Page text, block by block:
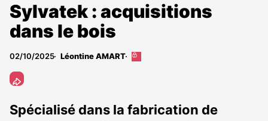
Sylvatek : acquisitions
dans le bois
02/10/2025 Léontine AMART
Cet
aux
abonnés
Spécialisé dans la fabrication de